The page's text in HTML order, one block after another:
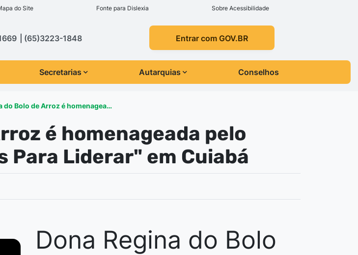
do Site Fonte para Dislexia Sobre Acessibilidade
(65)3223-1848 Entrar com GOV.BR
Secretarias Autarquias Conselhos
do Bolo de Arroz é homenagea…
é homenageada pelo
Para Liderar" em Cuiabá
Dona Regina do Bolo